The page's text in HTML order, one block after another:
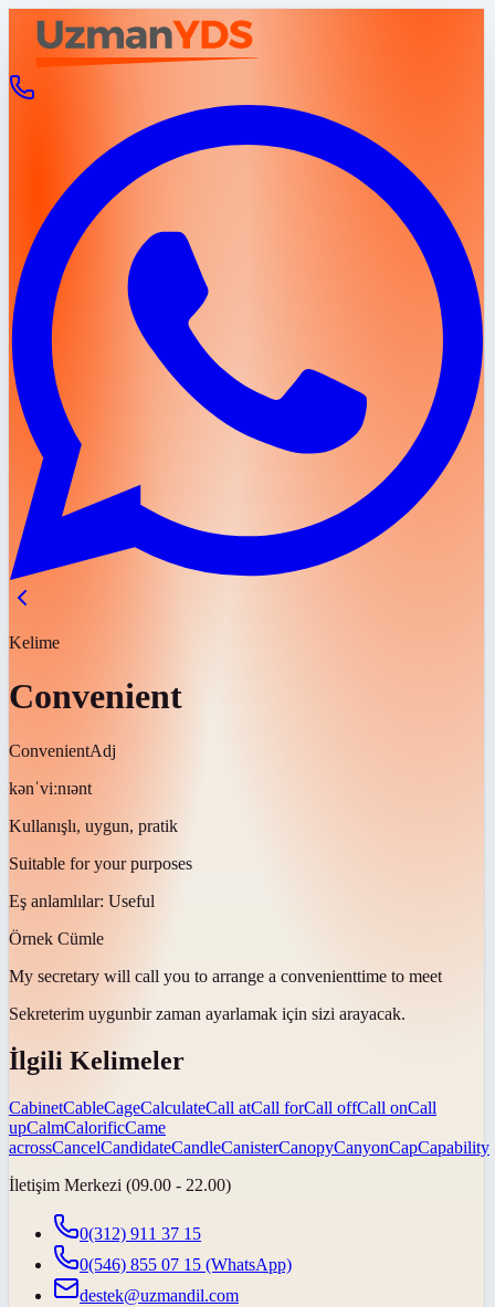
Kelime
Convenient
ConvenientAdj
kənˈviːnɪənt
Kullanışlı, uygun, pratik
Suitable for your purposes
Eş anlamlılar: Useful
Örnek Cümle
My secretary will call you to arrange a convenienttime to meet
Sekreterim uygunbir zaman ayarlamak için sizi arayacak.
İlgili Kelimeler
CabinetCableCageCalculateCall atCall forCall offCall onCall
upCalmCalorificCame
acrossCancelCandidateCandleCanisterCanopyCanyonCapCapability
İletişim Merkezi (09.00 - 22.00)
0(312) 911 37 15
0(546) 855 07 15 (WhatsApp)
destek@uzmandil.com